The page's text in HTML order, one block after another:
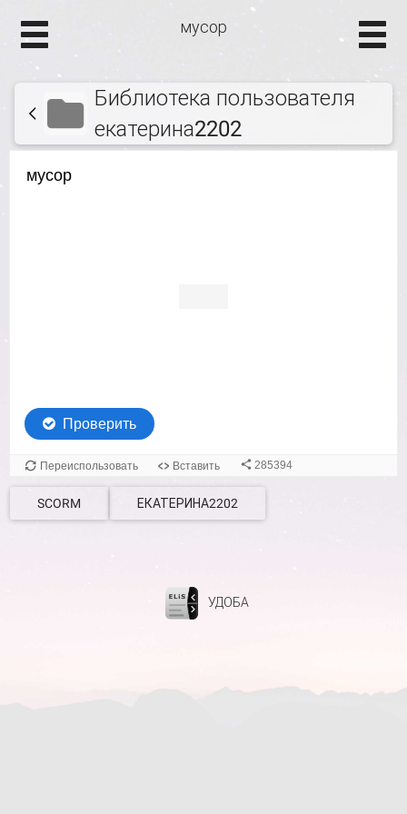
мусор
Библиотека пользователя
екатерина2202
SCORM ЕКАТЕРИНА2202
УДОБА